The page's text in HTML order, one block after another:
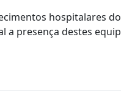
hospitalares
presença destes